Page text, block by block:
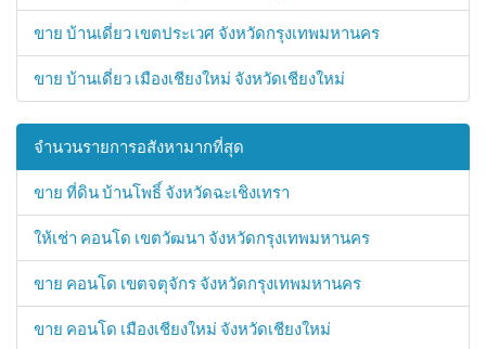
ขาย บ้านเดี่ยว เขตประเวศ จังหวัดกรุงเทพมหานคร
ขาย บ้านเดี่ยว เมืองเชียงใหม่ จังหวัดเชียงใหม่
จำนวนรายการอสังหามากที่สุด
ขาย ที่ดิน บ้านโพธิ์ จังหวัดฉะเชิงเทรา
ให้เช่า คอนโด เขตวัฒนา จังหวัดกรุงเทพมหานคร
ขาย คอนโด เขตจตุจักร จังหวัดกรุงเทพมหานคร
ขาย คอนโด เมืองเชียงใหม่ จังหวัดเชียงใหม่